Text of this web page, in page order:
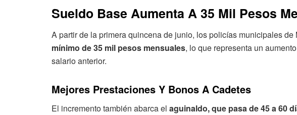
Sueldo Base Aumenta A 35 Mil Pesos
A partir de la primera quincena de junio, los policías municipales de
mínimo de 35 mil pesos mensuales, lo que representa un
salario anterior.
Mejores Prestaciones Y Bonos A Cadetes
El incremento también abarca el aguinaldo, que pasa de 45 a 60